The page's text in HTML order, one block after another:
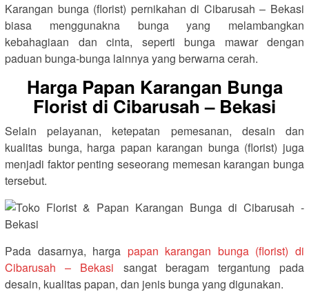
Karangan bunga (florist) pernikahan di Cibarusah – Bekasi
biasa menggunakna bunga yang melambangkan
kebahagiaan dan cinta, seperti bunga mawar dengan
paduan bunga-bunga lainnya yang berwarna cerah.
Harga Papan Karangan Bunga
Florist di Cibarusah – Bekasi
Selain pelayanan, ketepatan pemesanan, desain dan
kualitas bunga, harga papan karangan bunga (florist) juga
menjadi faktor penting seseorang memesan karangan bunga
tersebut.
Pada dasarnya, harga papan karangan bunga (florist) di
Cibarusah – Bekasi sangat beragam tergantung pada
desain, kualitas papan, dan jenis bunga yang digunakan.